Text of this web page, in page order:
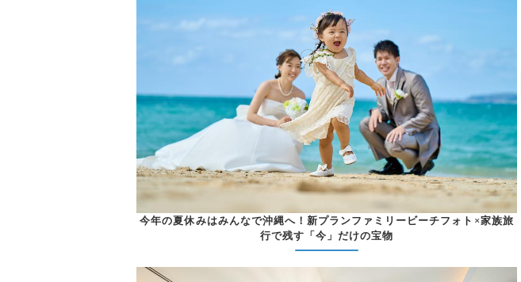
今年の夏休みはみんなで沖縄へ！新プランファミリービーチフォト×家族旅
行で残す「今」だけの宝物